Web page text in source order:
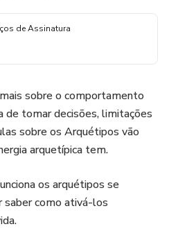
de Assinatura
sobre o comportamento
de tomar decisões, limitações
sobre os Arquétipos vão
arquetípica tem.
os arquétipos se
saber como ativá-los